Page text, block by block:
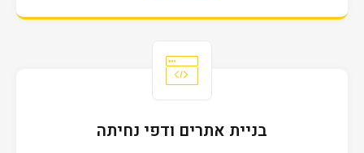
בניית אתרים ודפי נחיתה